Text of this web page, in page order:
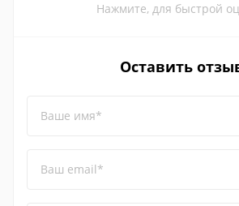
Нажмите, для быстрой
Оставить
Ваше имя*
Ваш email*